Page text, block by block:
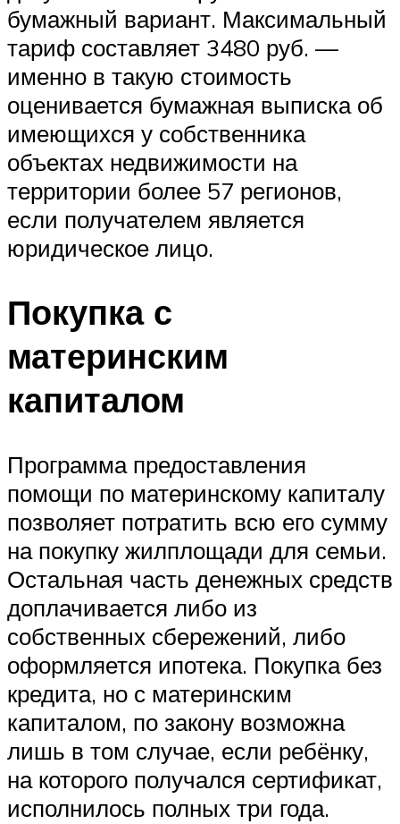
бумажный вариант. Максимальный
тариф составляет 3480 руб. —
именно в такую стоимость
оценивается бумажная выписка об
имеющихся у собственника
объектах недвижимости на
территории более 57 регионов,
если получателем является
юридическое лицо.
Покупка с
материнским
капиталом
Программа предоставления
помощи по материнскому капиталу
позволяет потратить всю его сумму
на покупку жилплощади для семьи.
Остальная часть денежных средств
доплачивается либо из
собственных сбережений, либо
оформляется ипотека. Покупка без
кредита, но с материнским
капиталом, по закону возможна
лишь в том случае, если ребёнку,
на которого получался сертификат,
исполнилось полных три года.